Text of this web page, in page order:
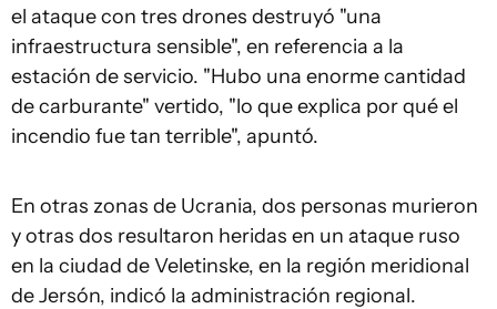
el ataque con tres drones destruyó "una
infraestructura sensible", en referencia a la
estación de servicio. "Hubo una enorme cantidad
de carburante" vertido, "lo que explica por qué el
incendio fue tan terrible", apuntó.
En otras zonas de Ucrania, dos personas murieron
y otras dos resultaron heridas en un ataque ruso
en la ciudad de Veletinske, en la región meridional
de Jersón, indicó la administración regional.